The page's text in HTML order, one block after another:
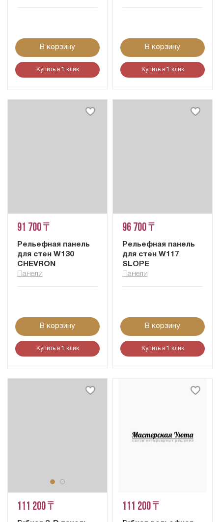
В корзину
Купить в 1 клик
В корзину
Купить в 1 клик
91 700 ₸
Рельефная панель
для стен W130
CHEVRON
Панели
В корзину
Купить в 1 клик
96 700 ₸
Рельефная панель
для стен W117
SLOPE
Панели
В корзину
Купить в 1 клик
111 200 ₸ 111 200 ₸